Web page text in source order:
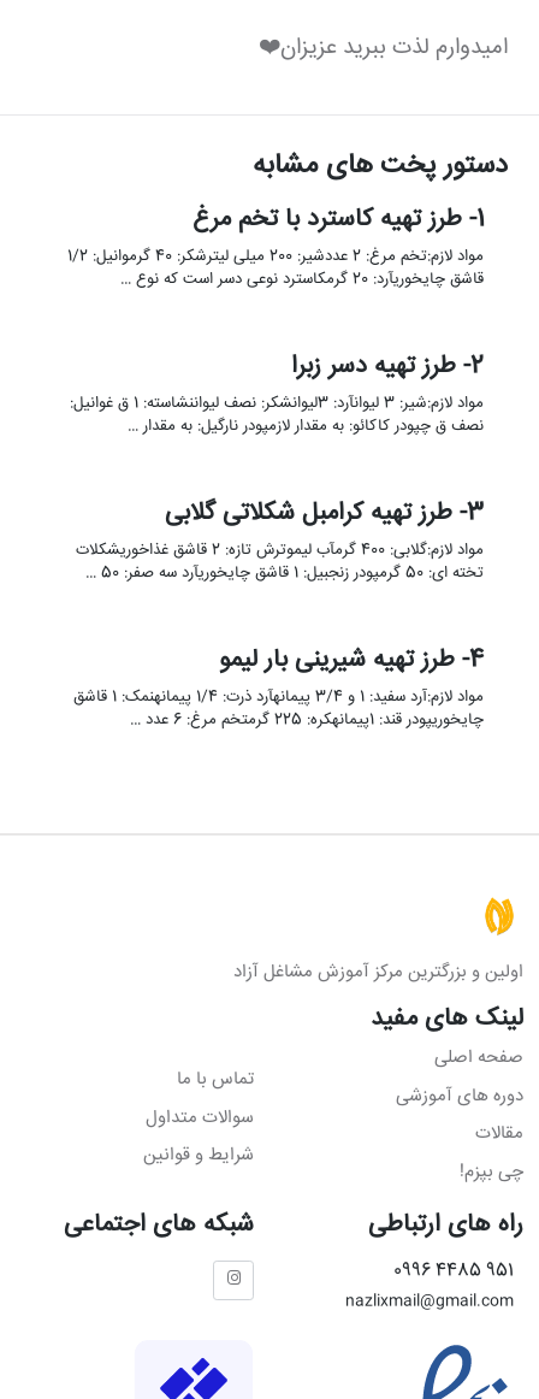
امیدوارم لذت ببرید عزیزان❤️
دستور پخت های مشابه
1- طرز تهیه کاسترد با تخم مرغ
مواد لازم:تخم مرغ: 2 عددشیر: 200 میلی لیترشکر: 40 گرموانیل: 1/2
قاشق چایخوریآرد: 20 گرمکاسترد نوعی دسر است که نوع …
2- طرز تهیه دسر زبرا
مواد لازم:شیر: 3 لیوانآرد: 3لیوانشکر: نصف لیواننشاسته: 1 ق غوانیل:
نصف ق چپودر کاکائو: به مقدار لازمپودر نارگیل: به مقدار …
3- طرز تهیه کرامبل شکلاتی گلابی
مواد لازم:گلابی: 400 گرمآب لیموترش تازه: 2 قاشق غذاخوریشکلات
تخته ای: 50 گرمپودر زنجبیل: 1 قاشق چایخوریآرد سه صفر: 50 …
4- طرز تهیه شیرینی بار لیمو
مواد لازم:آرد سفید: 1 و 3/4 پیمانهآرد ذرت: 1/4 پیمانهنمک: 1 قاشق
چایخوریپودر قند: 1پیمانهکره: 225 گرمتخم مرغ: 6 عدد …
اولین و بزرگترین مرکز آموزش مشاغل آزاد
لینک های مفید
صفحه اصلی
دوره های آموزشی
مقالات
چی بپزم!
تماس با ما
سوالات متداول
شرایط و قوانین
راه های ارتباطی
951 4485 0996
nazlixmail@gmail.com
شبکه های اجتماعی